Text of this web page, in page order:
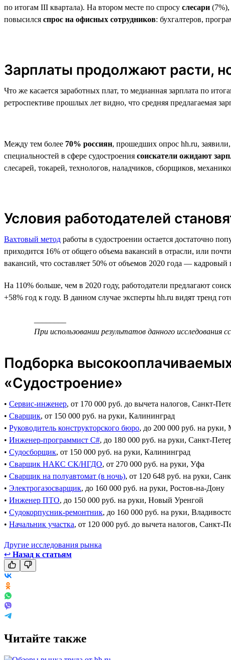
по итогам III квартала). На втором месте по спросу слесари
повысился спрос на офисных сотрудников: бухгалтеров,
Зарплаты продолжают расти,
Что же касается заработных плат, то медианная зарплата по
ретроспективе прошлых лет видно, что средняя предлагаемая
Между тем более 70% россиян, прошедших опрос hh.ru,
специальностей в сфере судостроения соискатели ожидают
слесарей, токарей, технологов, наладчиков, сборщиков,
Условия работодателей
Вахтовый метод работы в судостроении остается достаточно
приходится 16% от общего объема вакансий в отрасли, или
вакансий, что составляет 50% от объемов 2020 года — кадровый
На 110% больше, чем в 2020 году, работодатели предлагают
+58% год к году. В данном случае эксперты hh.ru видят тренд
При использовании результатов данного исследования
Подборка
«Судостроение»
• Сервис-инженер, от 170 000 руб. до вычета налогов, Санкт-
• Сварщик, от 150 000 руб. на руки, Калининград
• Руководитель конструкторского бюро, до 200 000 руб. на руки,
• Инженер-программист C#, до 180 000 руб. на руки, Санкт-
• Судосборщик, от 150 000 руб. на руки, Калининград
• Сварщик НАКС СК/НГДО, от 270 000 руб. на руки, Уфа
• Сварщик на полуавтомат (в ночь), от 120 648 руб. на руки,
• Электрогазосварщик, до 160 000 руб. на руки, Ростов-на-Дону
• Инженер ПТО, до 150 000 руб. на руки, Новый Уренгой
• Судокорпусник-ремонтник, до 160 000 руб. на руки,
• Начальник участка, от 120 000 руб. до вычета налогов, Санкт-
Другие исследования рынка
↩ Назад к статьям
Читайте также